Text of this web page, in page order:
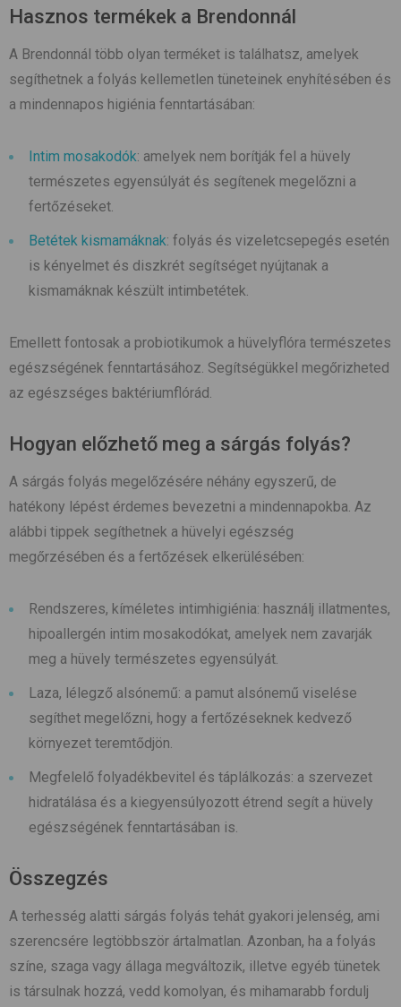
Hasznos termékek a Brendonnál
A Brendonnál több olyan terméket is találhatsz, amelyek
segíthetnek a folyás kellemetlen tüneteinek enyhítésében és
a mindennapos higiénia fenntartásában:
Intim mosakodók: amelyek nem borítják fel a hüvely
természetes egyensúlyát és segítenek megelőzni a
fertőzéseket.
Betétek kismamáknak: folyás és vizeletcsepegés esetén
is kényelmet és diszkrét segítséget nyújtanak a
kismamáknak készült intimbetétek.
Emellett fontosak a probiotikumok a hüvelyflóra természetes
egészségének fenntartásához. Segítségükkel megőrizheted
az egészséges baktériumflórád.
Hogyan előzhető meg a sárgás folyás?
A sárgás folyás megelőzésére néhány egyszerű, de
hatékony lépést érdemes bevezetni a mindennapokba. Az
alábbi tippek segíthetnek a hüvelyi egészség
megőrzésében és a fertőzések elkerülésében:
Rendszeres, kíméletes intimhigiénia: használj illatmentes,
hipoallergén intim mosakodókat, amelyek nem zavarják
meg a hüvely természetes egyensúlyát.
Laza, lélegző alsónemű: a pamut alsónemű viselése
segíthet megelőzni, hogy a fertőzéseknek kedvező
környezet teremtődjön.
Megfelelő folyadékbevitel és táplálkozás: a szervezet
hidratálása és a kiegyensúlyozott étrend segít a hüvely
egészségének fenntartásában is.
Összegzés
A terhesség alatti sárgás folyás tehát gyakori jelenség, ami
szerencsére legtöbbször ártalmatlan. Azonban, ha a folyás
színe, szaga vagy állaga megváltozik, illetve egyéb tünetek
is társulnak hozzá, vedd komolyan, és mihamarabb fordulj